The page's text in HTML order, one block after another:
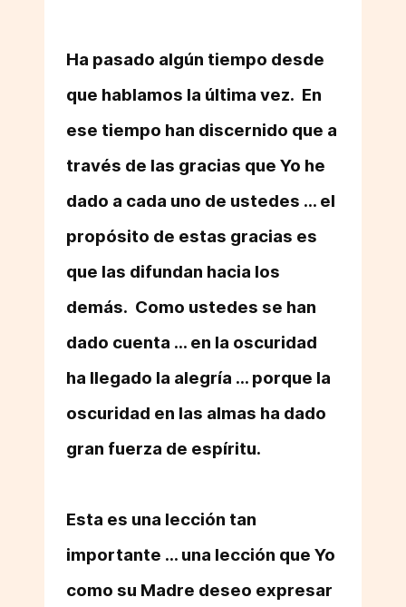
Ha pasado algún tiempo desde
que hablamos la última vez. En
ese tiempo han discernido que a
través de las gracias que Yo he
dado a cada uno de ustedes ... el
propósito de estas gracias es
que las difundan hacia los
demás. Como ustedes se han
dado cuenta ... en la oscuridad
ha llegado la alegría ... porque la
oscuridad en las almas ha dado
gran fuerza de espíritu.
Esta es una lección tan
importante ... una lección que Yo
como su Madre deseo expresar